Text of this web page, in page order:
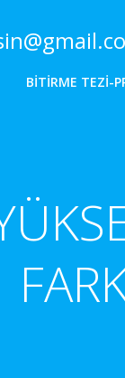
BITIRME TEZI-